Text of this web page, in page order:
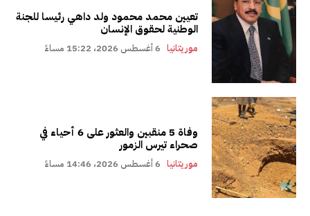
تعيين محمد محمود ولد داهي رئيسا للجنة
الوطنية لحقوق الإنسان
موريتانيا 6 أغسطس 2026، 15:22 مساءً
وفاة 5 منقبين والعثور على 6 أحياء في
صحراء تيرس الزمور
موريتانيا 6 أغسطس 2026، 14:46 مساءً